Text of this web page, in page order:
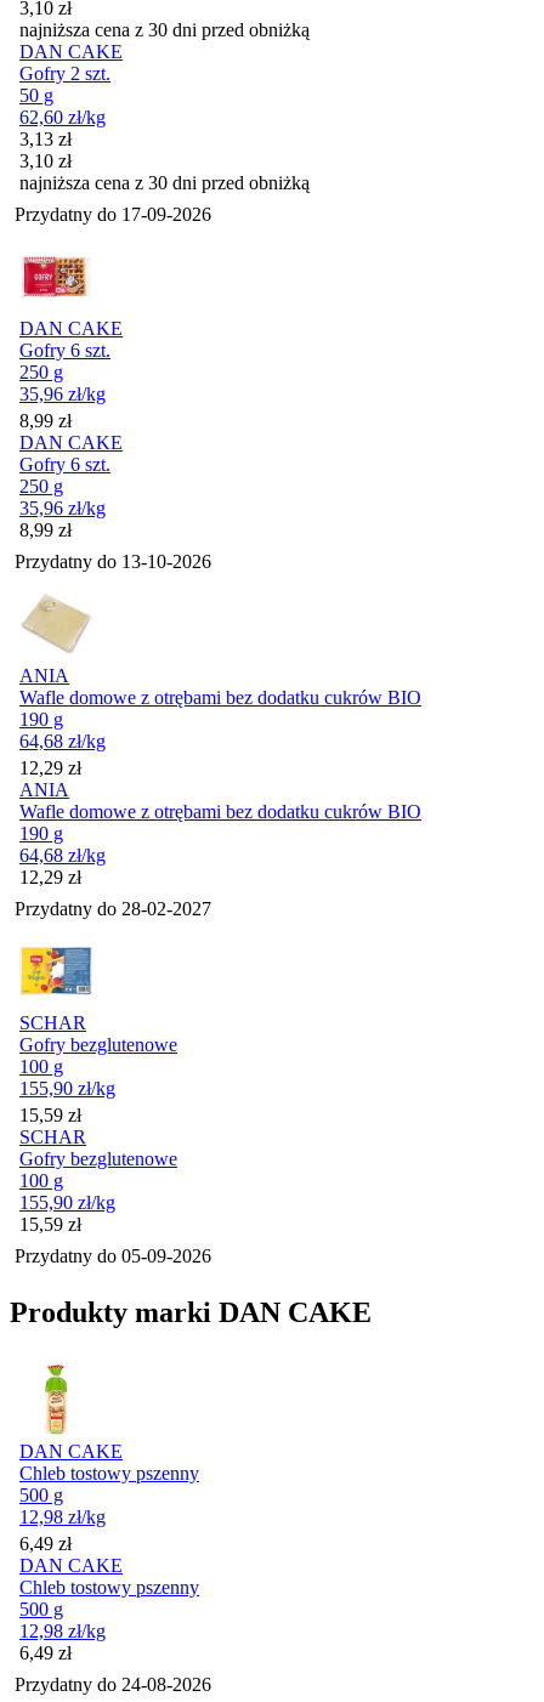
3,10 zł
najniższa cena z 30 dni przed obniżką
DAN CAKE
Gofry 2 szt.
50 g
62,60 zł/kg
Cena promocyjna
3,13 zł
3,10 zł
najniższa cena z 30 dni przed obniżką
Przydatny do 17-09-2026
DAN CAKE
Gofry 6 szt.
250 g
35,96 zł/kg
Cena
8,99 zł
DAN CAKE
Gofry 6 szt.
250 g
35,96 zł/kg
Cena
8,99 zł
Przydatny do 13-10-2026
ANIA
Wafle domowe z otrębami bez dodatku cukrów BIO
190 g
64,68 zł/kg
Cena
12,29 zł
ANIA
Wafle domowe z otrębami bez dodatku cukrów BIO
190 g
64,68 zł/kg
Cena
12,29 zł
Przydatny do 28-02-2027
SCHAR
Gofry bezglutenowe
100 g
155,90 zł/kg
Cena
15,59 zł
SCHAR
Gofry bezglutenowe
100 g
155,90 zł/kg
Cena
15,59 zł
Przydatny do 05-09-2026
Produkty marki DAN CAKE
DAN CAKE
Chleb tostowy pszenny
500 g
12,98 zł/kg
Cena
6,49 zł
DAN CAKE
Chleb tostowy pszenny
500 g
12,98 zł/kg
Cena
6,49 zł
Przydatny do 24-08-2026